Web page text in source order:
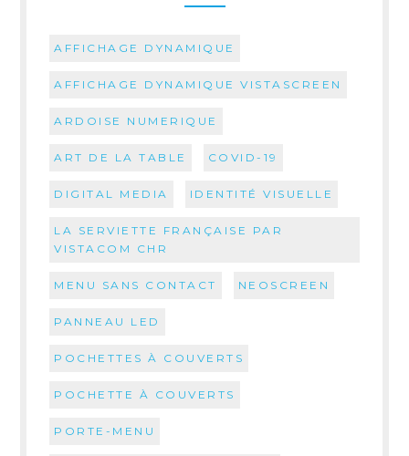
AFFICHAGE DYNAMIQUE
AFFICHAGE DYNAMIQUE VISTASCREEN
ARDOISE NUMERIQUE
ART DE LA TABLE COVID-19
DIGITAL MEDIA IDENTITÉ VISUELLE
LA SERVIETTE FRANÇAISE PAR
VISTACOM CHR
MENU SANS CONTACT NEOSCREEN
PANNEAU LED
POCHETTES À COUVERTS
POCHETTE À COUVERTS
PORTE-MENU